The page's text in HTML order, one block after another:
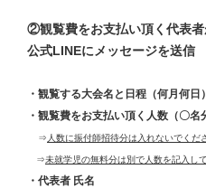
②観覧費をお支払い頂く代表者
公式LINEにメッセージを送信
・観覧する大会名と日程（何月何日）
・観覧費をお支払い頂く人数（〇名
⇒ 人数に振付師招待分は入れないでくだ
⇒未就学児の無料分は別で人数を記入し
・代表者 氏名